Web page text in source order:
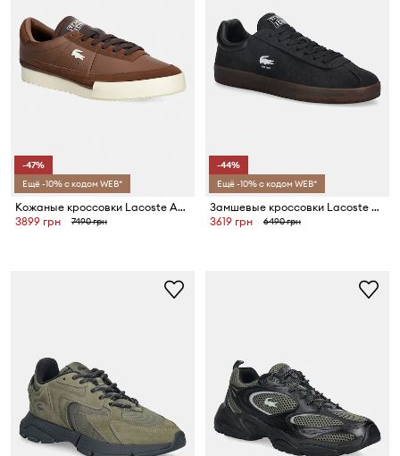
-47%
Ещё -10% с кодом WEB*
Кожаные кроссовки Lacoste Aura Sneakers
3899 грн
7490 грн
-44%
Ещё -10% с кодом WEB*
Замшевые кроссовки Lacoste Baseshot Sneakers
3619 грн
6490 грн